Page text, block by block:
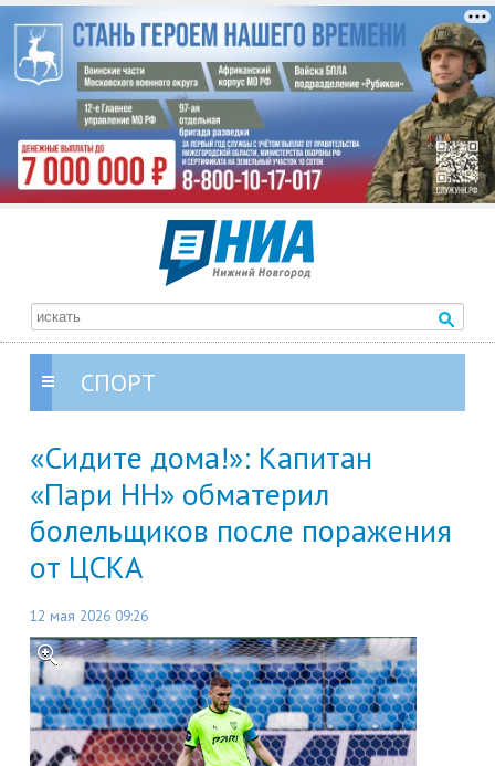
СПОРТ
«Сидите дома!»: Капитан
«Пари НН» обматерил
болельщиков после поражения
от ЦСКА
12 мая 2026 09:26